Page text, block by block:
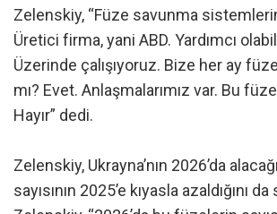
Zelenskiy, “Füze savunma
Üretici firma, yani ABD. Yardımcı
Üzerinde çalışıyoruz. Bize her ay
mı? Evet. Anlaşmalarımız var. Bu
Hayır” dedi.
Zelenskiy, Ukrayna’nın 2026’da
sayısının 2025’e kıyasla azaldığını